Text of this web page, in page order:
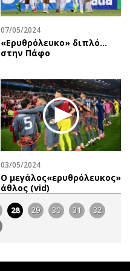
07/05/2024
«Ερυθρόλευκο» διπλό…
στην Πάφο
03/05/2024
O μεγάλος«ερυθρόλευκος»
άθλος (vid)
28 29 30 31 32